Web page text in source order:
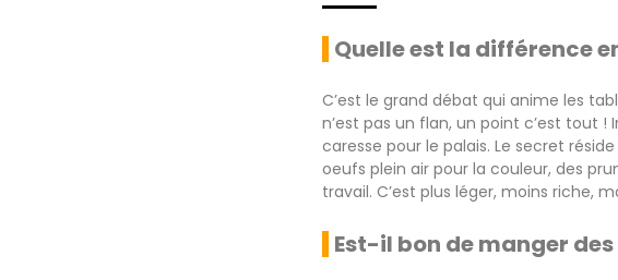
Quelle est la différence
C’est le grand débat qui anime les
n’est pas un flan, un point c’est tout
caresse pour le palais. Le secret
oeufs plein air pour la couleur, des
travail. C’est plus léger, moins riche,
Est-il bon de manger